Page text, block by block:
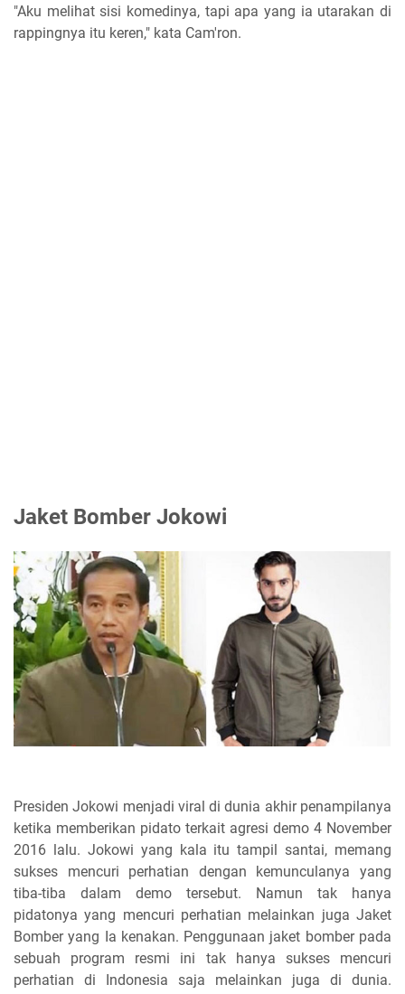
"Aku melihat sisi komedinya, tapi apa yang ia utarakan di
rappingnya itu keren," kata Cam'ron.
Jaket Bomber Jokowi
Presiden Jokowi menjadi viral di dunia akhir penampilanya
ketika memberikan pidato terkait agresi demo 4 November
2016 lalu. Jokowi yang kala itu tampil santai, memang
sukses mencuri perhatian dengan kemunculanya yang
tiba-tiba dalam demo tersebut. Namun tak hanya
pidatonya yang mencuri perhatian melainkan juga Jaket
Bomber yang Ia kenakan. Penggunaan jaket bomber pada
sebuah program resmi ini tak hanya sukses mencuri
perhatian di Indonesia saja melainkan juga di dunia.